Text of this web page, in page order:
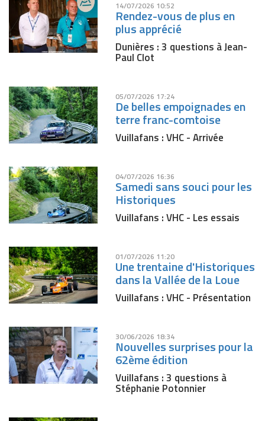
14/07/2026 10:52
Rendez-vous de plus en
plus apprécié
Dunières : 3 questions à Jean-
Paul Clot
05/07/2026 17:24
De belles empoignades en
terre franc-comtoise
Vuillafans : VHC - Arrivée
04/07/2026 16:36
Samedi sans souci pour les
Historiques
Vuillafans : VHC - Les essais
01/07/2026 11:20
Une trentaine d'Historiques
dans la Vallée de la Loue
Vuillafans : VHC - Présentation
30/06/2026 18:34
Nouvelles surprises pour la
62ème édition
Vuillafans : 3 questions à
Stéphanie Potonnier